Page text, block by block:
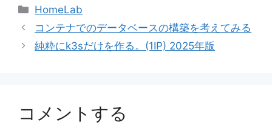
カ
リ
HomeLab
コンテナでのデータベースの構築を考えてみる
純粋にk3sだけを作る。(1IP) 2025年版
コメントする